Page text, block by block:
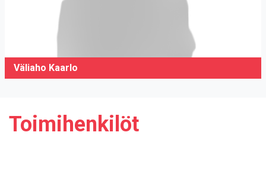
Väliaho Kaarlo
Toimihenkilöt